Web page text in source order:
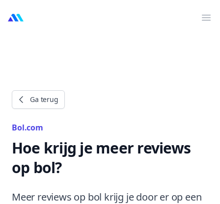
MarktMentor
Ga terug
Bol.com
Hoe krijg je meer reviews
op bol?
Meer reviews op bol krijg je door er op een